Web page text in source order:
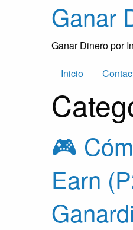
Ganar
Ganar Dinero por
Inicio
🎮
Earn